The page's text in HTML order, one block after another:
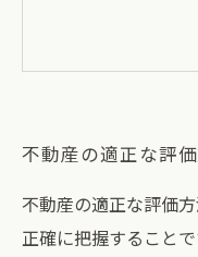
不動産の適正な評
不動産の適正な評価
正確に把握すること